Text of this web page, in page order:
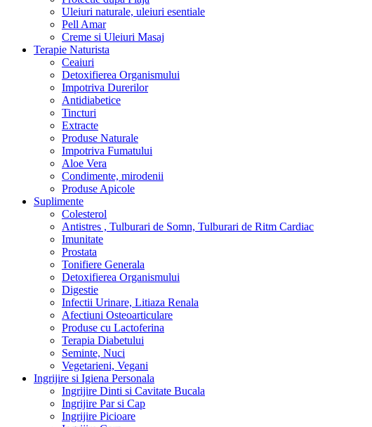
Uleiuri naturale, uleiuri esentiale
Pell Amar
Creme si Uleiuri Masaj
Terapie Naturista
Ceaiuri
Detoxifierea Organismului
Impotriva Durerilor
Antidiabetice
Tincturi
Extracte
Produse Naturale
Impotriva Fumatului
Aloe Vera
Condimente, mirodenii
Produse Apicole
Suplimente
Colesterol
Antistres , Tulburari de Somn, Tulburari de Ritm Cardiac
Imunitate
Prostata
Tonifiere Generala
Detoxifierea Organismului
Digestie
Infectii Urinare, Litiaza Renala
Afectiuni Osteoarticulare
Produse cu Lactoferina
Terapia Diabetului
Seminte, Nuci
Vegetarieni, Vegani
Ingrijire si Igiena Personala
Ingrijire Dinti si Cavitate Bucala
Ingrijire Par si Cap
Ingrijire Picioare